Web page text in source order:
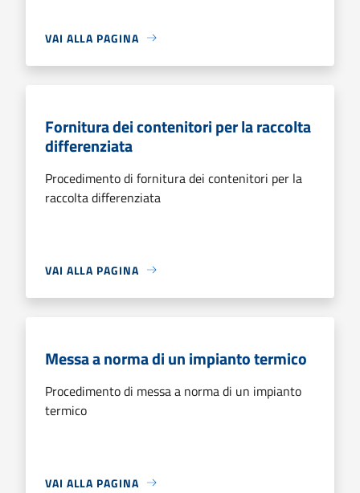
VAI ALLA PAGINA
Fornitura dei contenitori per la raccolta
differenziata
Procedimento di fornitura dei contenitori per la
raccolta differenziata
VAI ALLA PAGINA
Messa a norma di un impianto termico
Procedimento di messa a norma di un impianto
termico
VAI ALLA PAGINA